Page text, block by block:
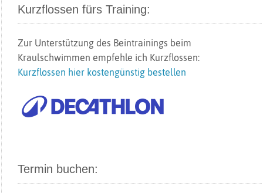
Kurzflossen fürs Training:
Zur Unterstützung des Beintrainings beim
Kraulschwimmen empfehle ich Kurzflossen:
Kurzflossen hier kostengünstig bestellen
Termin buchen: